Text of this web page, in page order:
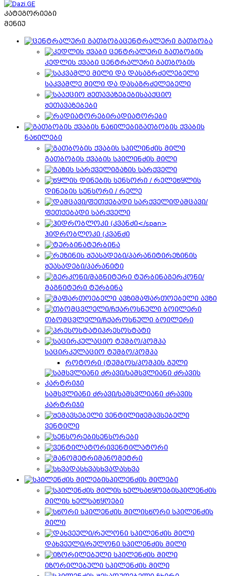
კატეგორიები
მენიუ
ცენტრალური გათბობა
კედლის ქვაბი ცენტრალური გათბობის
საკვამლე მილი და დასაგრძელებელი
სააქციო
შეთავაზებები
რადიატორები
გათბობის ქვაბის
ნაწილები
გათბობის ქვაბის სპილინძის მილი
გაზის სარქველი
წყლის
დინების სენსორი / რელე
დამცავი/
ფეთქებადი სარქველი
ჰიდრობლოკი (კვანძი
ტურბინა
რეზინის
შუასადები/პარანიტი
გერკონი/
მაგნიტური ტურბინა
მაფართოებელი ავზი
თბომცვლელი/ჩქაროსნული ბოილერი
პრესოსტატი
საცირკულაციო ტუმბო/პომპა
როტორი (ტუმბოს/პომპის გული
სამსვლიანი ძრავი/სამსვლიანი ძრავის
კარტრიჯი
შემავსებელი
ვენტილი
სენსორები
ვენტილატორი
მანომეტრი
სხვადასხვა
სპილენძის მილები
სპილენძის
მილის ხელსაწყოები
სწორი სპილენძის
მილი
დახვეული/რულონი სპილენძის მილი
იზორილებული სპილენძის მილი